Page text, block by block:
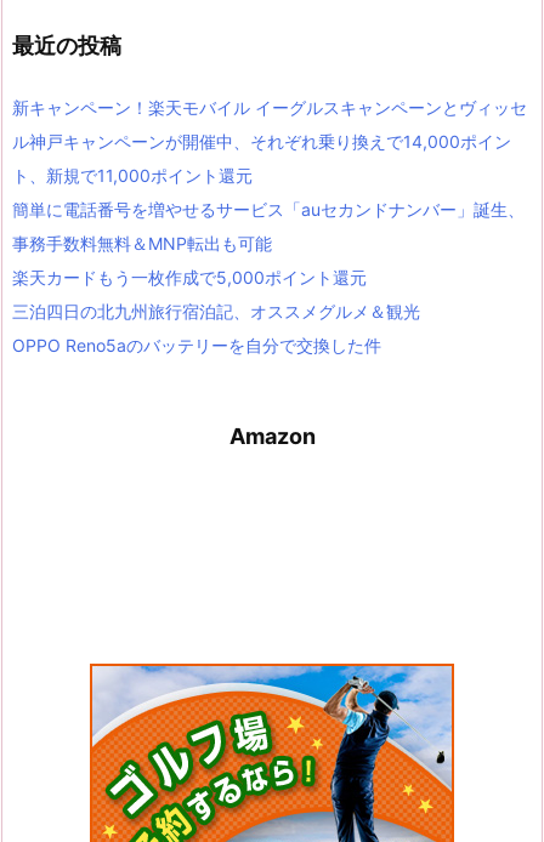
最近の投稿
新キャンペーン！楽天モバイル イーグルスキャンペーンとヴィッセ
ル神戸キャンペーンが開催中、それぞれ乗り換えで14,000ポイン
ト、新規で11,000ポイント還元
簡単に電話番号を増やせるサービス「auセカンドナンバー」誕生、
事務手数料無料＆MNP転出も可能
楽天カードもう一枚作成で5,000ポイント還元
三泊四日の北九州旅行宿泊記、オススメグルメ＆観光
OPPO Reno5aのバッテリーを自分で交換した件
Amazon